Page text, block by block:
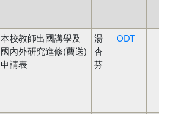
本校教師出國講學及
國內外研究進修(薦送)
申請表
湯
杏
芬
ODT